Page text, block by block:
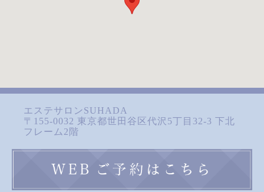
エステサロンSUHADA
〒155-0032 東京都世田谷区代沢5丁目32-3 下北
フレーム2階